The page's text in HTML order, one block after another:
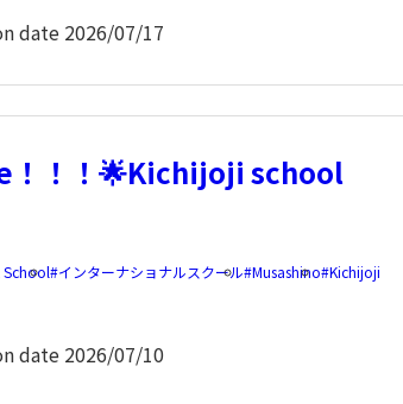
date 2026/07/17
！！🌟Kichijoji school
School インターナショナルスクール Musashino Kichijoji
date 2026/07/10